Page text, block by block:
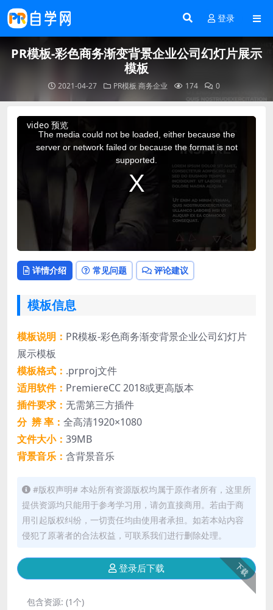
登录
PR模板-彩色商务渐变背景企业公司幻灯片展示
模板
2021-04-27 PR模板 商务企业 174 0
video 预览
This
The media could not be loaded, either because the
server or network failed or because the format is not
supported.
详情介绍 常见问题 评论建议
模板信息
模板说明： PR模板-彩色商务渐变背景企业公司幻灯片
展示模板
模板格式： .prproj文件
适用软件： PremiereCC 2018或更高版本
插件要求： 无需第三方插件
分 辨 率： 全高清1920×1080
文件大小： 39MB
背景音乐： 含背景音乐
#版权声明# 本站所有资源版权均属于原作者所有，这里所
提供资源均只能用于参考学习用，请勿直接商用。若由于商
用引起版权纠纷，一切责任均由使用者承担。如若本站内容
侵犯了原著者的合法权益，可联系我们进行删除处理。
下载
登录后下载
包含资源: (1个)